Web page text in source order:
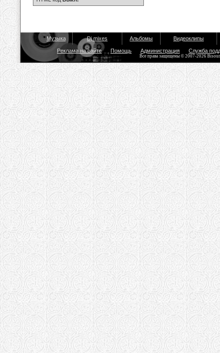
Музыка Dj mixes Альбомы Видеоклипы
Реклама на сайте Помощь Администрация Служба
Все права защищены © 2007-2026